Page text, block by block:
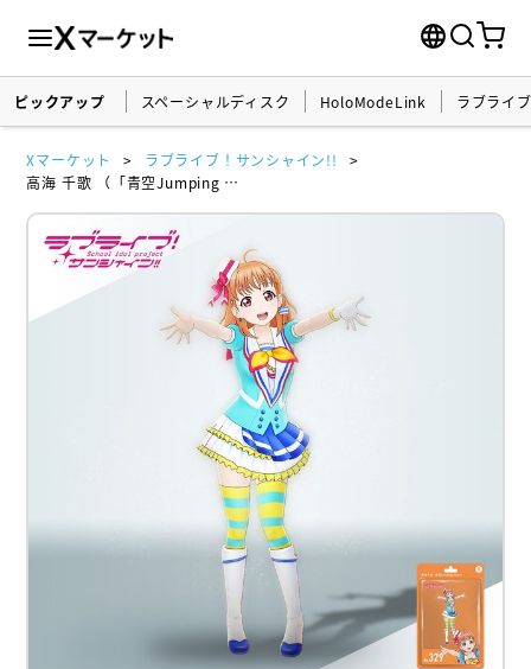
ピックアップ スペーシャルディスク HoloModeLink ラブライ
Xマーケット
ラブライブ！サンシャイン!!
高海 千歌 （「青空Jumping Heart」衣装）ホロモデル本体 『ラブライブ！サンシャイン!!』